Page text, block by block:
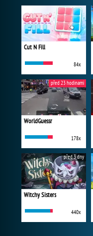
Cut N Fill
84x
WorldGuessr
178x
před 23 hodinami
Witchy Sisters
440x
před 3 dny